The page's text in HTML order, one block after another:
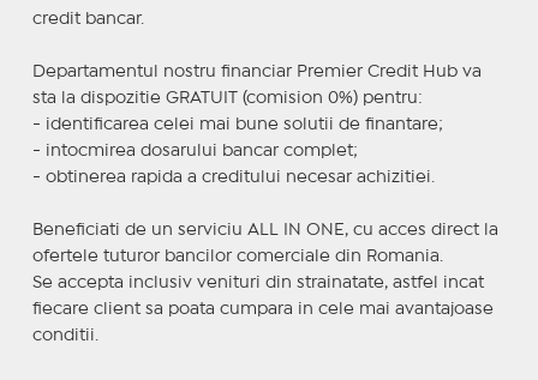
credit bancar.
Departamentul nostru financiar Premier Credit Hub va
sta la dispozitie GRATUIT (comision 0%) pentru:
- identificarea celei mai bune solutii de finantare;
- intocmirea dosarului bancar complet;
- obtinerea rapida a creditului necesar achizitiei.
Beneficiati de un serviciu ALL IN ONE, cu acces direct la
ofertele tuturor bancilor comerciale din Romania.
Se accepta inclusiv venituri din strainatate, astfel incat
fiecare client sa poata cumpara in cele mai avantajoase
conditii.